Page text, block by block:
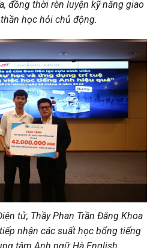
đồng thời rèn luyện kỹ năng giao
học hỏi chủ động.
tử, Thầy Phan Trần Đăng Khoa
nhận các suất học bổng tiếng